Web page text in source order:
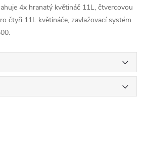
4x hranatý květináč 11L, čtvercovou
čtyři 11L květináče, zavlažovací systém